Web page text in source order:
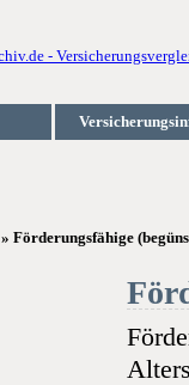
» Förderungsfähige